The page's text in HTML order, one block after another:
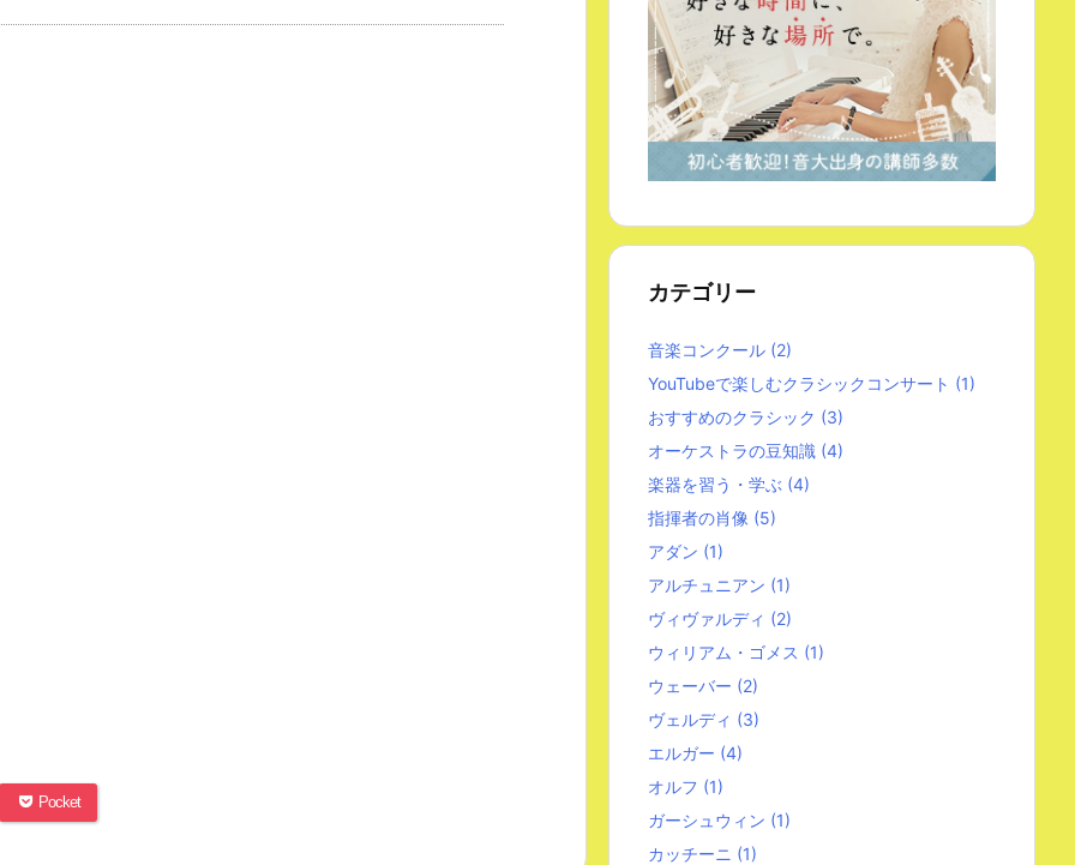
Pocket
カテゴリー
音楽コンクール (2)
YouTubeで楽しむクラシックコンサート (1)
おすすめのクラシック (3)
オーケストラの豆知識 (4)
楽器を習う・学ぶ (4)
指揮者の肖像 (5)
アダン (1)
アルチュニアン (1)
ヴィヴァルディ (2)
ウィリアム・ゴメス (1)
ウェーバー (2)
ヴェルディ (3)
エルガー (4)
オルフ (1)
ガーシュウィン (1)
カッチーニ (1)